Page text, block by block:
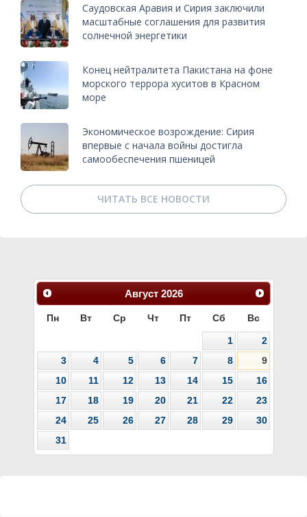
Саудовская Аравия и Сирия заключили
масштабные соглашения для развития
солнечной энергетики
Конец нейтралитета Пакистана на фоне
морского террора хуситов в Красном
море
Экономическое возрождение: Сирия
впервые с начала войны достигла
самообеспечения пшеницей
ЧИТАТЬ ВСЕ НОВОСТИ
Август 2026
Пн Вт Ср Чт Пт Сб Вс
1
2
3
4 5 6 7 8
9
10
11 12 13 14 15
16
17
18 19 20 21 22
23
24
25 26 27 28 29
30
31